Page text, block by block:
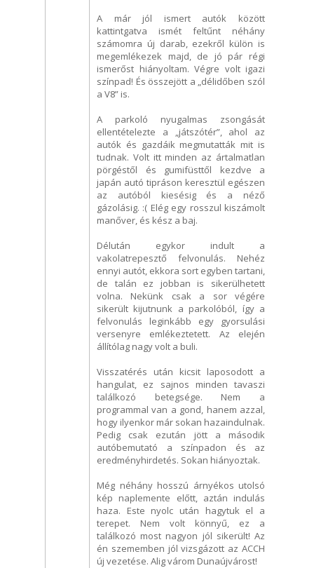
A már jól ismert autók között
kattintgatva ismét feltűnt néhány
számomra új darab, ezekről külön is
megemlékezek majd, de jó pár régi
ismerőst hiányoltam. Végre volt igazi
színpad! És összejött a „délidőben szól
a V8” is.
A parkoló nyugalmas zsongását
ellentételezte a „játszótér”, ahol az
autók és gazdáik megmutatták mit is
tudnak. Volt itt minden az ártalmatlan
pörgéstől és gumifüsttől kezdve a
japán autó tipráson keresztül egészen
az autóból kiesésig és a néző
gázolásig. :( Elég egy rosszul kiszámolt
manőver, és kész a baj.
Délután egykor indult a
vakolatrepesztő felvonulás. Nehéz
ennyi autót, ekkora sort egyben tartani,
de talán ez jobban is sikerülhetett
volna. Nekünk csak a sor végére
sikerült kijutnunk a parkolóból, így a
felvonulás leginkább egy gyorsulási
versenyre emlékeztetett. Az elején
állítólag nagy volt a buli.
Visszatérés után kicsit laposodott a
hangulat, ez sajnos minden tavaszi
találkozó betegsége. Nem a
programmal van a gond, hanem azzal,
hogy ilyenkor már sokan hazaindulnak.
Pedig csak ezután jött a második
autóbemutató a színpadon és az
eredményhirdetés. Sokan hiányoztak.
Még néhány hosszú árnyékos utolsó
kép naplemente előtt, aztán indulás
haza. Este nyolc után hagytuk el a
terepet. Nem volt könnyű, ez a
találkozó most nagyon jól sikerült! Az
én szememben jól vizsgázott az ACCH
új vezetése. Alig várom Dunaújvárost!